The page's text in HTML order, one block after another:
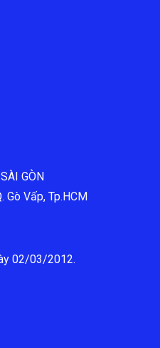
GÒN
Gò Vấp, Tp.HCM
02/03/2012.